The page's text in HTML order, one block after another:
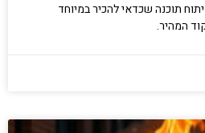
תוכנה שכדאי להכיר במיוחד
המהיר.